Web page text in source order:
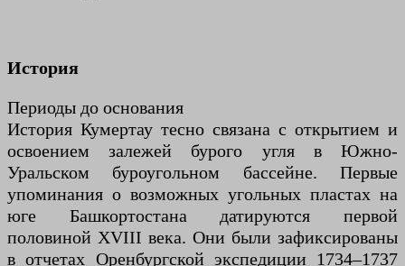
История
Периоды до основания
История Кумертау тесно связана с открытием и
освоением залежей бурого угля в Южно-
Уральском буроугольном бассейне. Первые
упоминания о возможных угольных пластах на
юге Башкортостана датируются первой
половиной XVIII века. Они были зафиксированы
в отчетах Оренбургской экспедиции 1734–1737